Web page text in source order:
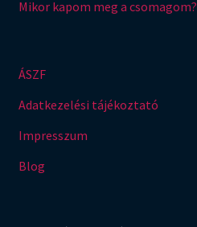
Mikor kapom meg a csomagom?
ÁSZF
Adatkezelési tájékoztató
Impresszum
Blog